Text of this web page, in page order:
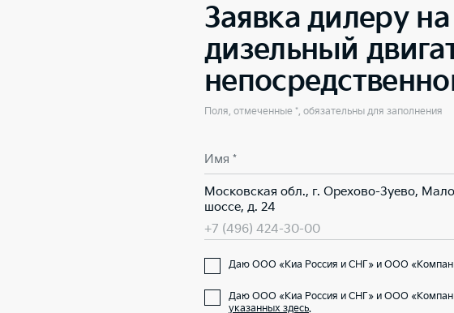
Заявка дилеру
дизельный
Поля, отмеченные *, обязательны для заполнения
Имя *
Московская обл., г. Орехово-Зуево,
шоссе, д. 24
+7 (496) 424-30-00
Даю ООО «Киа Россия и СНГ» и ООО
Даю ООО «Киа Россия и СНГ» и ООО
указанных здесь.